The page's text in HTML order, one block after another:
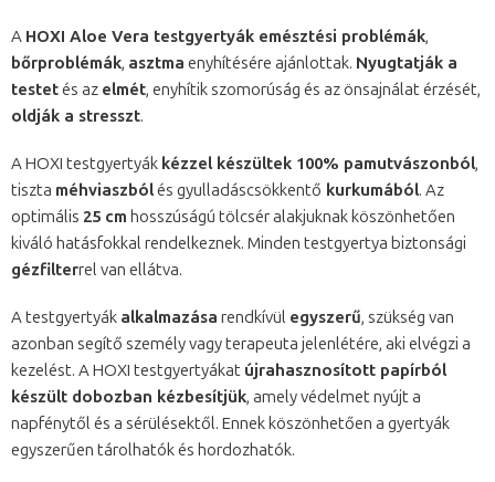
A HOXI Aloe Vera testgyertyák emésztési problémák,
bőrproblémák, asztma enyhítésére ajánlottak. Nyugtatják a
testetés az elmét, enyhítik szomorúság és az önsajnálat érzését,
oldják a stresszt.
A HOXI testgyertyák kézzel készültek 100% pamutvászonból,
tiszta méhviaszbólés gyulladáscsökkentő kurkumából. Az
optimális 25 cm hosszúságú tölcsér alakjuknak köszönhetően
kiváló hatásfokkal rendelkeznek. Minden testgyertya biztonsági
gézfilterrel van ellátva.
A testgyertyák alkalmazása rendkívül egyszerű, szükség van
azonban segítő személy vagy terapeuta jelenlétére, aki elvégzi a
kezelést. A HOXI testgyertyákat újrahasznosított papírból
készült dobozban kézbesítjük, amely védelmet nyújt a
napfénytől és a sérülésektől. Ennek köszönhetően a gyertyák
egyszerűen tárolhatók és hordozhatók.